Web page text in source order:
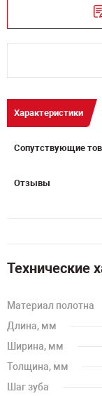
Характеристики
Сопутствующие
Отзывы
Технические
Материал полотна
Длина, мм
Ширина, мм
Толщина, мм
Шаг зуба